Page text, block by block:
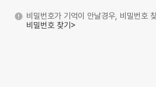
비밀번호가 기억이 안날경우, 비밀번호
비밀번호 찾기>